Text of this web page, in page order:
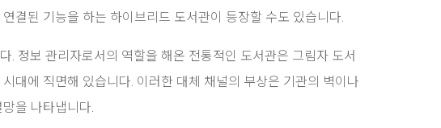
결된 기능을 하는 하이브리드 도서관이 등장할 수도 있습니다.
. 정보 관리자로서의 역할을 해온 전통적인 도서관은 그림자 도서
대에 직면해 있습니다. 이러한 대체 채널의 부상은 기관의 벽이나
을 나타냅니다.